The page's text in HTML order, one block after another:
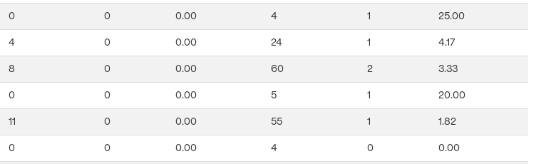
0 0 0.00 4 1 25.00
4 0 0.00 24 1 4.17
8 0 0.00 60 2 3.33
0 0 0.00 5 1 20.00
11 0 0.00 55 1 1.82
0 0 0.00 4 0 0.00